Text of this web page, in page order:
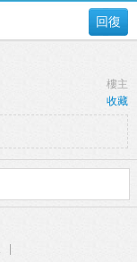
回復
樓主
收藏